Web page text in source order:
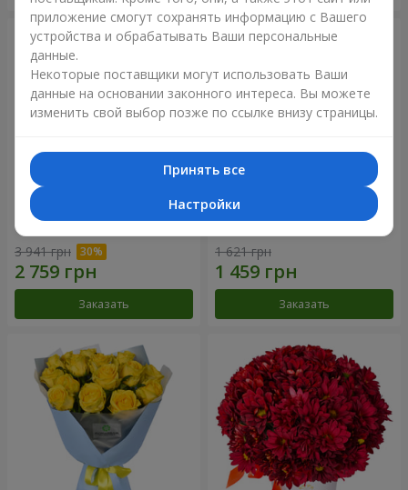
Букет "Крещатик"
3 941 грн
Заказать
Букет "Мы и лето"
1 621 грн
Заказать
приложение смогут сохранять информацию с Вашего
устройства и обрабатывать Ваши персональные
данные.
Некоторые поставщики могут использовать Ваши
данные на основании законного интереса. Вы можете
изменить свой выбор позже по ссылке внизу страницы.
Принять все
Настройки